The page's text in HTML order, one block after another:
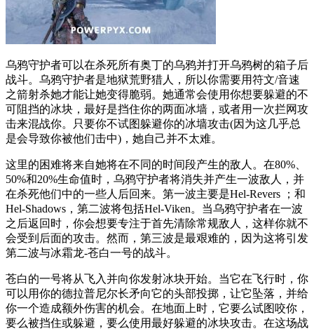
乌鸦守护者可以在杀死所有奥丁的乌鸦并打开乌鸦树的箱子后
战斗。乌鸦守护者是地狱荒野猎人，所以你需要用符文/音速
之箭射杀她才能让她变得脆弱。她通常会使用你想要躲避的不
可阻挡的冰块，最好是挡住你的两面冰墙，或者用一次拦网攻
击来混战你。只要你不试图躲避你的冰墙攻击(因为这几乎总
是会导致你被他们击中)，她自己并不太难。
这里的困难将来自她将在不同的时间段产生的敌人。在80%、
50%和20%生命值时，乌鸦守护者将消失并产生一波敌人，并
在杀死他们中的一些人后回来。第一波主要是Hel-Revers ；和
Hel-Shadows，第二波将包括Hel-Viken。当乌鸦守护者在一波
之后返回时，你会想要专注于首先清除常规敌人，这样你就不
会受到后面的攻击。然而，第三波是最艰难的，因为这将引发
第二波与冰霜龙-苍白一号的战斗。
苍白的一号将从飞入并向你发射冰块开始。当它在飞行时，你
可以用你的德拉普尼尔长矛向它的头部投掷，让它坠落，并给
你一个造成额外伤害的机会。在地面上时，它要么试图咬你，
要么被挡住或躲避，要么使用最好躲避的冰块攻击。在这场战